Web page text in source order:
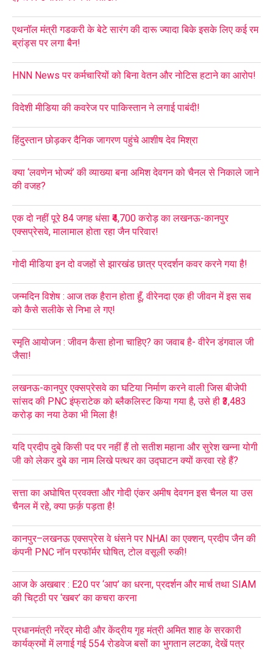
एथनॉल मंत्री गडकरी के बेटे सारंग की दारू ज्यादा बिके इसके लिए कई रम
ब्रांड्स पर लगा बैन!
HNN News पर कर्मचारियों को बिना वेतन और नोटिस हटाने का आरोप!
विदेशी मीडिया की कवरेज पर पाकिस्तान ने लगाई पाबंदी!
हिंदुस्तान छोड़कर दैनिक जागरण पहुंचे आशीष देव मिश्रा
क्या ‘लवणेन भोज्यं’ की व्याख्या बना अमिश देवगन को चैनल से निकाले जाने
की वजह?
एक दो नहीं पूरे 84 जगह धंसा ₹4,700 करोड़ का लखनऊ-कानपुर
एक्सप्रेसवे, मालामाल होता रहा जैन परिवार!
गोदी मीडिया इन दो वजहों से झारखंड छात्र प्रदर्शन कवर करने गया है!
जन्मदिन विशेष : आज तक हैरान होता हूँ, वीरेनदा एक ही जीवन में इस सब
को कैसे सलीके से निभा ले गए!
स्मृति आयोजन : जीवन कैसा होना चाहिए? का जवाब है- वीरेन डंगवाल जी
जैसा!
लखनऊ-कानपुर एक्सप्रेसवे का घटिया निर्माण करने वाली जिस बीजेपी
सांसद की PNC इंफ्राटेक को ब्लैकलिस्ट किया गया है, उसे ही ₹3,483
करोड़ का नया ठेका भी मिला है!
यदि प्रदीप दुबे किसी पद पर नहीं हैं तो सतीश महाना और सुरेश खन्ना योगी
जी को लेकर दुबे का नाम लिखे पत्थर का उद्घाटन क्यों करवा रहे हैं?
सत्ता का अघोषित प्रवक्ता और गोदी एंकर अमीष देवगन इस चैनल या उस
चैनल में रहे, क्या फ़र्क़ पड़ता है!
कानपुर–लखनऊ एक्सप्रेस वे धंसने पर NHAI का एक्शन, प्रदीप जैन की
कंपनी PNC नॉन परफॉर्मर घोषित, टोल वसूली रुकी!
आज के अखबार : E20 पर ‘आप’ का धरना, प्रदर्शन और मार्च तथा SIAM
की चिट्ठी पर ‘खबर’ का कचरा करना
प्रधानमंत्री नरेंद्र मोदी और केंद्रीय गृह मंत्री अमित शाह के सरकारी
कार्यक्रमों में लगाई गई 554 रोडवेज बसों का भुगतान लटका, देखें पत्र